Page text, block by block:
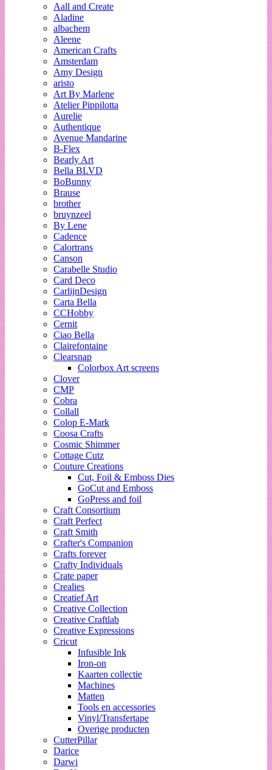
Aall and Create
Aladine
albachem
Aleene
American Crafts
Amsterdam
Amy Design
aristo
Art By Marlene
Atelier Pippilotta
Aurelie
Authentique
Avenue Mandarine
B-Flex
Bearly Art
Bella BLVD
BoBunny
Brause
brother
bruynzeel
By Lene
Cadence
Calortrans
Canson
Carabelle Studio
Card Deco
CarlijnDesign
Carta Bella
CCHobby
Cernit
Ciao Bella
Clairefontaine
Clearsnap
Colorbox Art screens
Clover
CMP
Cobra
Collall
Colop E-Mark
Coosa Crafts
Cosmic Shimmer
Cottage Cutz
Couture Creations
Cut, Foil & Emboss Dies
GoCut and Emboss
GoPress and foil
Craft Consortium
Craft Perfect
Craft Smith
Crafter's Companion
Crafts forever
Crafty Individuals
Crate paper
Crealies
Creatief Art
Creative Collection
Creative Craftlab
Creative Expressions
Cricut
Infusible Ink
Iron-on
Kaarten collectie
Machines
Matten
Tools en accessories
Vinyl/Transfertape
Overige producten
CutterPillar
Darice
Darwi